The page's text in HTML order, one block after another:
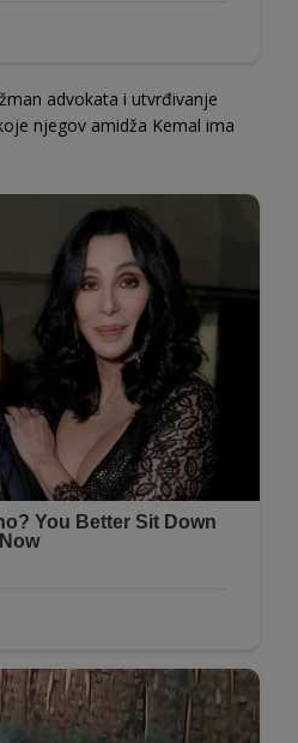
advokata i utvrđivanje
njegov amidža Kemal ima